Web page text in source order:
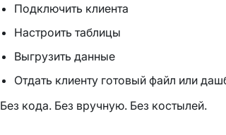
Подключить клиента
Настроить таблицы
Выгрузить данные
Отдать клиенту готовый файл или
Без кода. Без вручную. Без костылей.